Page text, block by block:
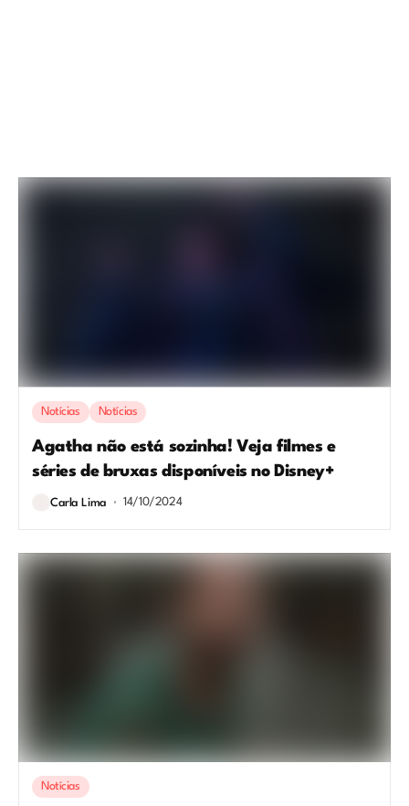
Notícias Notícias
Agatha não está sozinha! Veja filmes e
séries de bruxas disponíveis no Disney+
Carla Lima 14/10/2024
Notícias